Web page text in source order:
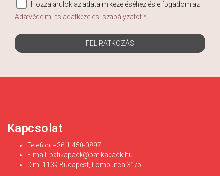
Hozzájárulok az adataim kezeléséhez és elfogadom az
Adatvédelmi és adatkezelési szabályzatot*
FELIRATKOZÁS
Kapcsolat
Telefon: +36 1 450-0897
E-mail: patikapack@patikapack.hu
Cím: 1139 Budapest, Lomb utca 31/b.